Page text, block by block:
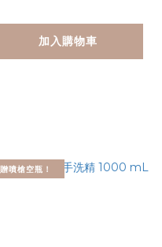
加入購物車
贈噴槍空瓶！